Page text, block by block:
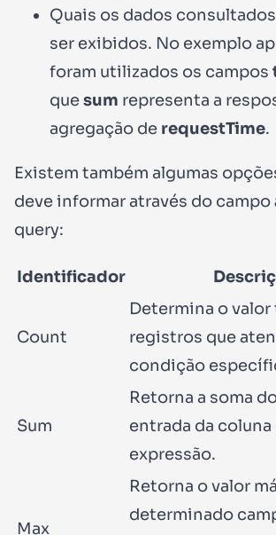
Quais os dados
ser exibidos. No exemplo
foram utilizados os campos
quesum representa a
agregação de requestTime.
Existem também algumas
deve informar através do campo
query:
Identificador
Count
Determina o
registros que
condição
Sum
Retorna a soma
entrada da coluna
expressão.
Max
Retorna o valor
determinado